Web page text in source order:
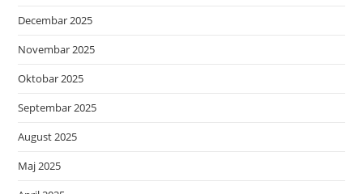
Decembar 2025
Novembar 2025
Oktobar 2025
Septembar 2025
August 2025
Maj 2025